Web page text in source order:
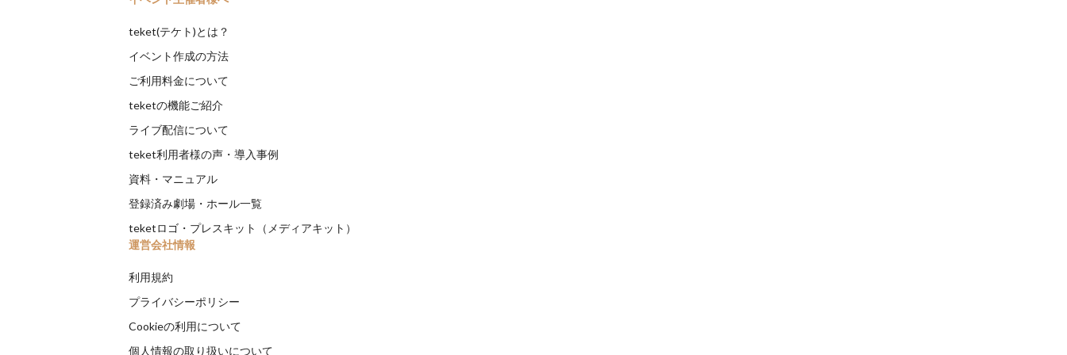
teket(テケト)とは？
イベント作成の方法
ご利用料金について
teketの機能ご紹介
ライブ配信について
teket利用者様の声・導入事例
資料・マニュアル
登録済み劇場・ホール一覧
teketロゴ・プレスキット（メディアキット）
運営会社情報
利用規約
プライバシーポリシー
Cookieの利用について
個人情報の取り扱いについて